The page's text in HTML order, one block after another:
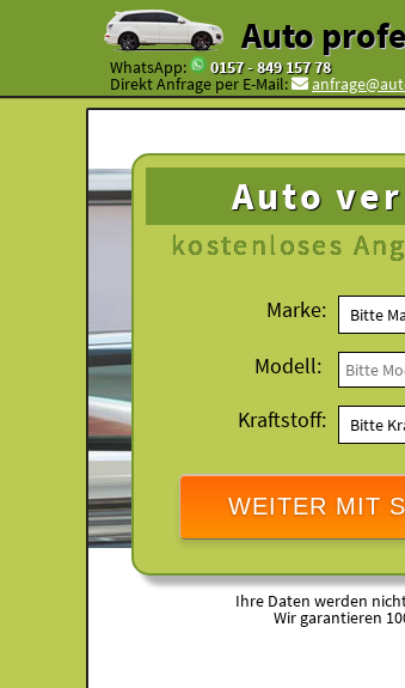
Auto
WhatsApp: 0157 - 849 157 78
Direkt Anfrage per E-Mail:
Auto
kostenloses
Marke:
Modell:
Kraftstoff:
WEITER MIT
Ihre Daten werden
Wir garantieren